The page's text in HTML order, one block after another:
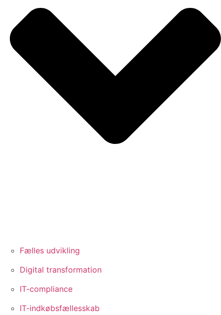
Fælles udvikling
Digital transformation
IT-compliance
IT-indkøbsfællesskab